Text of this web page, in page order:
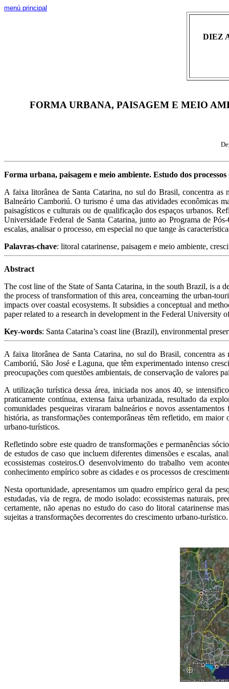
menú principal
DIEZ
FORMA URBANA, PAISAGEM E MEIO
Forma urbana, paisagem e meio ambiente. Estudo dos
A faixa litorânea de Santa Catarina, no sul do Brasil, concentra as
Balneário Camboriú. O turismo é uma das atividades econômicas
paisagísticos e culturais ou de qualificação dos espaços urbanos.
Universidade Federal de Santa Catarina, junto ao Programa de
escalas, analisar o processo, em especial no que tange às
Palavras-chave: litoral catarinense, paisagem e meio ambiente,
Abstract
The cost line of the State of Santa Catarina, in the south Brazil, is a
the process of transformation of this area, concearning the urban-
impacts over coastal ecosystems. It subsidies a conceptual and
paper related to a research in development in the Federal
Key-words: Santa Catarina’s coast line (Brazil), environmental
A faixa litorânea de Santa Catarina, no sul do Brasil, concentra
Camboriú, São José e Laguna, que têm experimentado intenso
preocupações com questões ambientais, de conservação de valores
A utilização turística dessa área, iniciada nos anos 40, se
praticamente contínua, extensa faixa urbanizada, resultado da
comunidades pesqueiras viraram balneários e novos
história, as transformações contemporâneas têm refletido, em
urbano-turísticos.
Refletindo sobre este quadro de transformações e permanências
de estudos de caso que incluem diferentes dimensões e escalas,
ecossistemas costeiros.O desenvolvimento do trabalho vem
conhecimento empírico sobre as cidades e os processos de
Nesta oportunidade, apresentamos um quadro empírico geral da
estudadas, via de regra, de modo isolado: ecossistemas naturais,
certamente, não apenas no estudo do caso do litoral catarinense
sujeitas a transformações decorrentes do crescimento urbano-turístico.